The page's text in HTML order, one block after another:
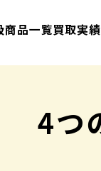
商品一覧買取実
4つ